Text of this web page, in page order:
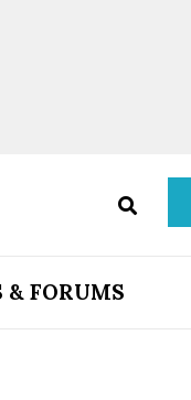
& FORUMS